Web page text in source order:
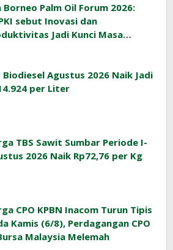
Borneo Palm Oil Forum 2026:
sebut Inovasi dan
Jadi Kunci Masa
Biodiesel Agustus 2026 Naik Jadi
per Liter
TBS Sawit Sumbar Periode I-
2026 Naik Rp72,76 per Kg
CPO KPBN Inacom Turun Tipis
Kamis (6/8), Perdagangan CPO
Malaysia Melemah